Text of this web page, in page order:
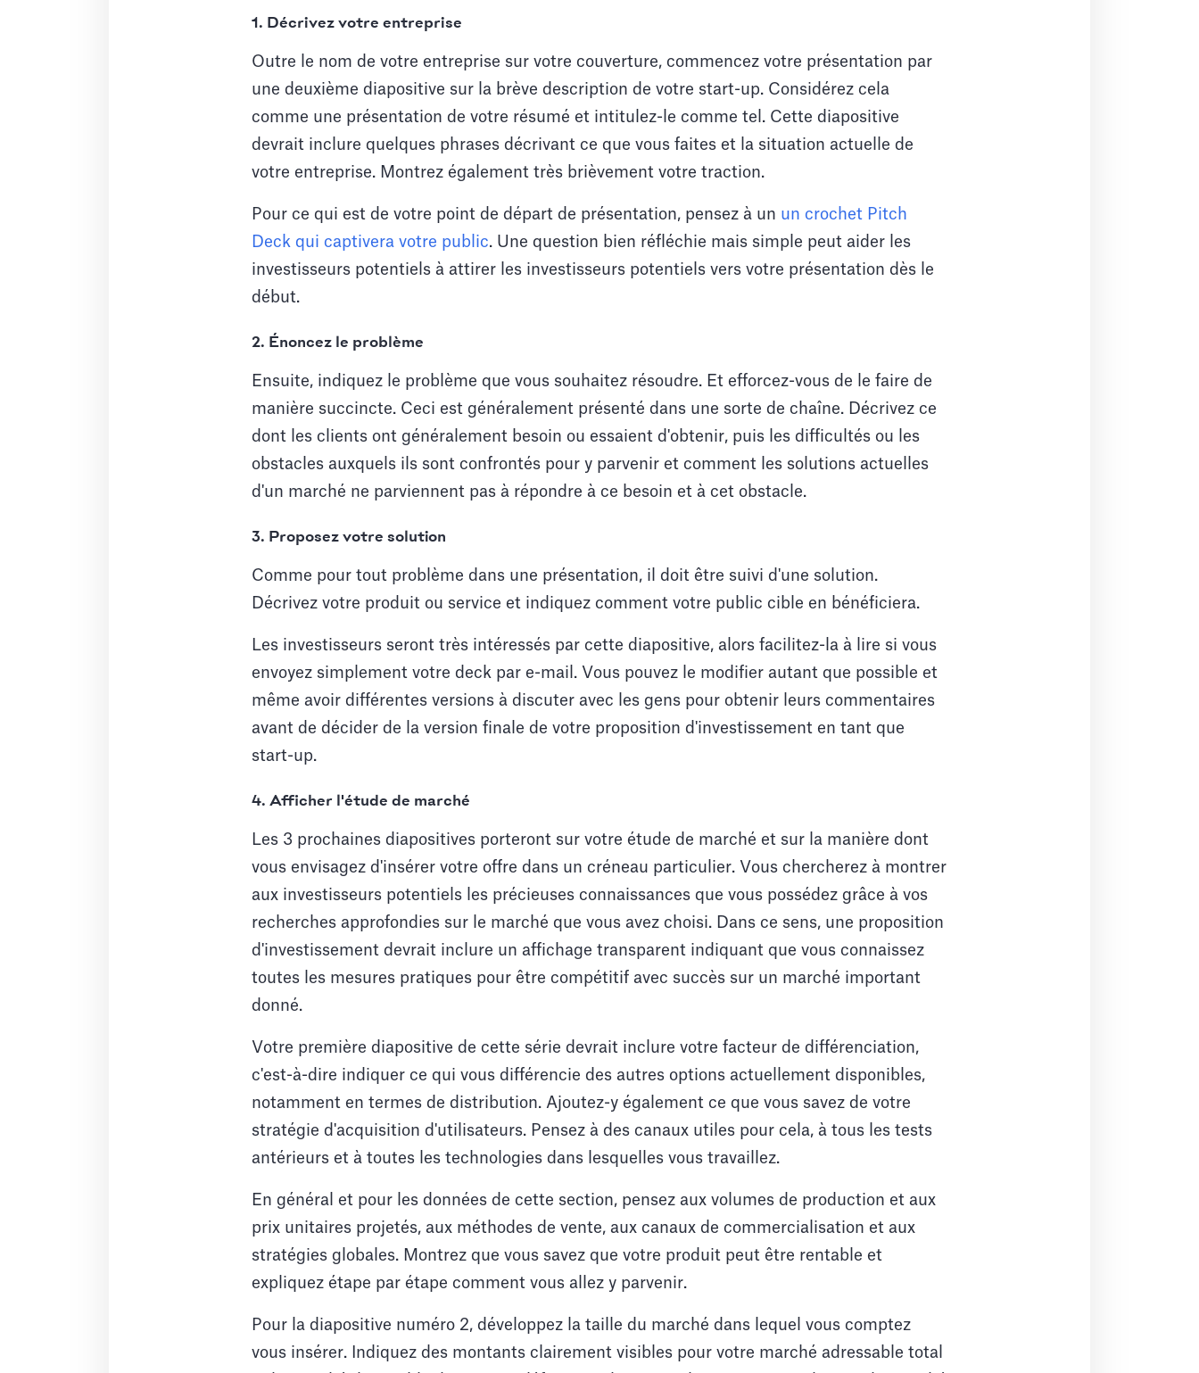
1. Décrivez votre entreprise
Outre le nom de votre entreprise sur votre couverture, commencez votre présentation par
une deuxième diapositive sur la brève description de votre start-up. Considérez cela
comme une présentation de votre résumé et intitulez-le comme tel. Cette diapositive
devrait inclure quelques phrases décrivant ce que vous faites et la situation actuelle de
votre entreprise. Montrez également très brièvement votre traction.
Pour ce qui est de votre point de départ de présentation, pensez à un un crochet Pitch
Deck qui captivera votre public. Une question bien réfléchie mais simple peut aider les
investisseurs potentiels à attirer les investisseurs potentiels vers votre présentation dès le
début.
2. Énoncez le problème
Ensuite, indiquez le problème que vous souhaitez résoudre. Et efforcez-vous de le faire de
manière succincte. Ceci est généralement présenté dans une sorte de chaîne. Décrivez ce
dont les clients ont généralement besoin ou essaient d'obtenir, puis les difficultés ou les
obstacles auxquels ils sont confrontés pour y parvenir et comment les solutions actuelles
d'un marché ne parviennent pas à répondre à ce besoin et à cet obstacle.
3. Proposez votre solution
Comme pour tout problème dans une présentation, il doit être suivi d'une solution.
Décrivez votre produit ou service et indiquez comment votre public cible en bénéficiera.
Les investisseurs seront très intéressés par cette diapositive, alors facilitez-la à lire si vous
envoyez simplement votre deck par e-mail. Vous pouvez le modifier autant que possible et
même avoir différentes versions à discuter avec les gens pour obtenir leurs commentaires
avant de décider de la version finale de votre proposition d'investissement en tant que
start-up.
4. Afficher l'étude de marché
Les 3 prochaines diapositives porteront sur votre étude de marché et sur la manière dont
vous envisagez d'insérer votre offre dans un créneau particulier. Vous chercherez à montrer
aux investisseurs potentiels les précieuses connaissances que vous possédez grâce à vos
recherches approfondies sur le marché que vous avez choisi. Dans ce sens, une proposition
d'investissement devrait inclure un affichage transparent indiquant que vous connaissez
toutes les mesures pratiques pour être compétitif avec succès sur un marché important
donné.
Votre première diapositive de cette série devrait inclure votre facteur de différenciation,
c'est-à-dire indiquer ce qui vous différencie des autres options actuellement disponibles,
notamment en termes de distribution. Ajoutez-y également ce que vous savez de votre
stratégie d'acquisition d'utilisateurs. Pensez à des canaux utiles pour cela, à tous les tests
antérieurs et à toutes les technologies dans lesquelles vous travaillez.
En général et pour les données de cette section, pensez aux volumes de production et aux
prix unitaires projetés, aux méthodes de vente, aux canaux de commercialisation et aux
stratégies globales. Montrez que vous savez que votre produit peut être rentable et
expliquez étape par étape comment vous allez y parvenir.
Pour la diapositive numéro 2, développez la taille du marché dans lequel vous comptez
vous insérer. Indiquez des montants clairement visibles pour votre marché adressable total